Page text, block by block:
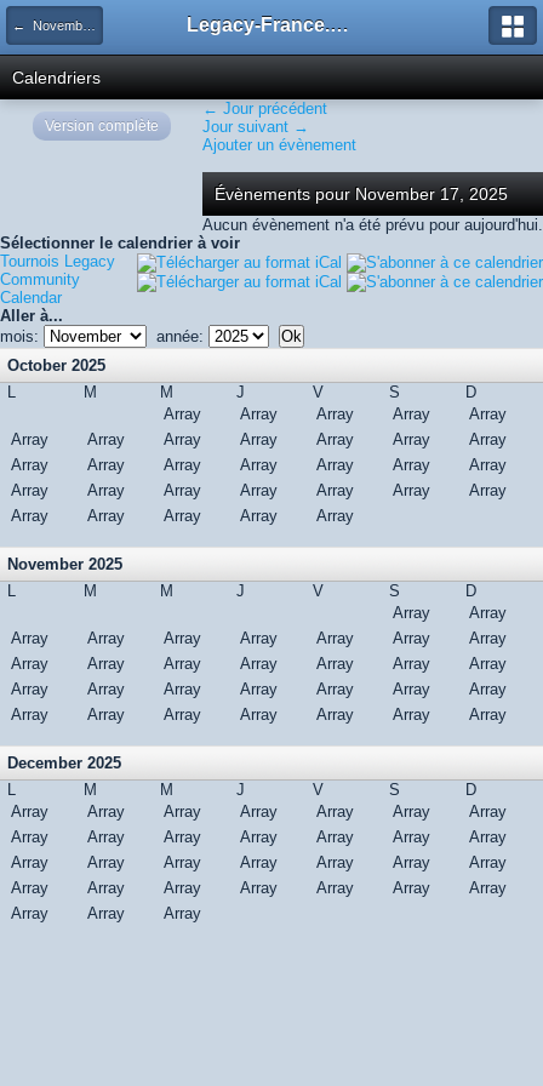
← November 2025 Legacy-France.org - Forum
Calendriers
← Jour précédent
Jour suivant →
Ajouter un évènement
Évènements pour November 17, 2025
Aucun évènement n'a été prévu pour aujourd'hui.
Sélectionner le calendrier à voir
Tournois Legacy
Community
Calendar
Aller à...
mois:
année:
October 2025
L
M M J V S
D
Array
Array Array Array
Array
Array
Array Array Array Array Array
Array
Array
Array Array Array Array Array
Array
Array
Array Array Array Array Array
Array
Array
Array Array Array Array
November 2025
L
M M J V S
D
Array
Array
Array
Array Array Array Array Array
Array
Array
Array Array Array Array Array
Array
Array
Array Array Array Array Array
Array
Array
Array Array Array Array Array Array
December 2025
L
M M J V S
D
Array
Array Array Array Array Array
Array
Array
Array Array Array Array Array
Array
Array
Array Array Array Array Array
Array
Array
Array Array Array Array Array
Array
Array
Array Array
Version complète